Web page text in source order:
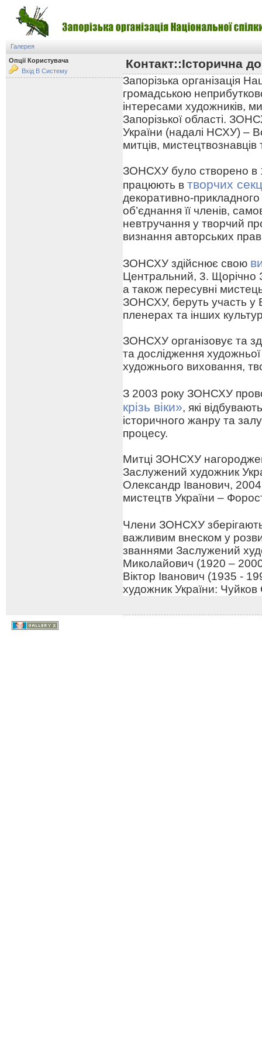
Галерея
Опції Користувача
Вхід В Систему
Контакт::Історична
Запорізька організація
громадською
інтересами художників,
Запорізької області.
України (надалі НСХУ) –
митців,
ЗОНСХУ було створено в
працюють в творчих
декоративно-
об’єднання її членів,
невтручання у творчий
визнання авторських
ЗОНСХУ здійснює свою
Центральний, 3. Щорічно
а також пересувні
ЗОНСХУ, беруть участь у
пленерах та інших
ЗОНСХУ організовує та
та дослідження
художнього виховання,
З 2003 року ЗОНСХУ
крізь віки», які
історичного жанру та
процесу.
Митці ЗОНСХУ
Заслужений художник
Олександр Іванович,
мистецтв України –
Члени ЗОНСХУ
важливим внеском у
званнями Заслужений
Миколайович (1920 –
Віктор Іванович (1935 -
художник України: